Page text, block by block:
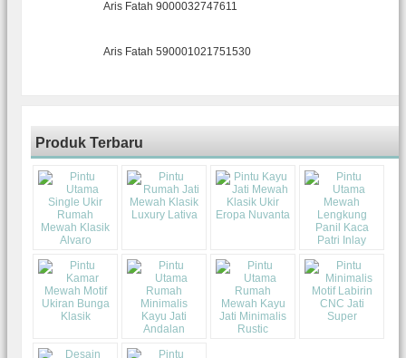
Aris Fatah 9000032747611
Aris Fatah 590001021751530
Produk Terbaru